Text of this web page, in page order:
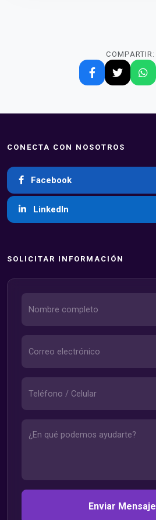
COMPARTIR:
CONECTA CON NOSOTROS
Facebook
LinkedIn
SOLICITAR INFORMACIÓN
Enviar Mensaje